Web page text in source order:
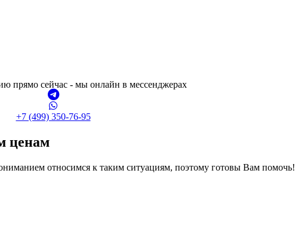
прямо сейчас - мы онлайн в мессенджерах
+7 (499) 350-76-95
ценам
относимся к таким ситуациям, поэтому готовы Вам помочь!